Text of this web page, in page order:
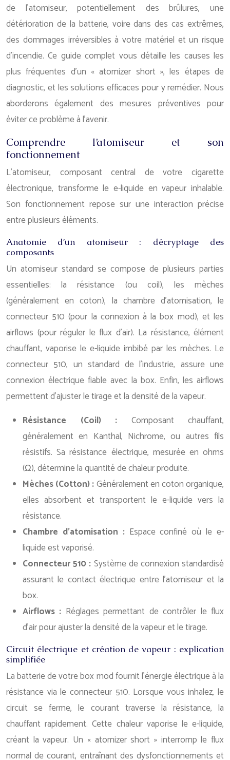
de l’atomiseur, potentiellement des brûlures, une
détérioration de la batterie, voire dans des cas extrêmes,
des dommages irréversibles à votre matériel et un risque
d’incendie. Ce guide complet vous détaille les causes les
plus fréquentes d’un « atomizer short », les étapes de
diagnostic, et les solutions efficaces pour y remédier. Nous
aborderons également des mesures préventives pour
éviter ce problème à l’avenir.
Comprendre l’atomiseur et son
fonctionnement
L’atomiseur, composant central de votre cigarette
électronique, transforme le e-liquide en vapeur inhalable.
Son fonctionnement repose sur une interaction précise
entre plusieurs éléments.
Anatomie d’un atomiseur : décryptage des
composants
Un atomiseur standard se compose de plusieurs parties
essentielles: la résistance (ou coil), les mèches
(généralement en coton), la chambre d’atomisation, le
connecteur 510 (pour la connexion à la box mod), et les
airflows (pour réguler le flux d’air). La résistance, élément
chauffant, vaporise le e-liquide imbibé par les mèches. Le
connecteur 510, un standard de l’industrie, assure une
connexion électrique fiable avec la box. Enfin, les airflows
permettent d’ajuster le tirage et la densité de la vapeur.
Résistance (Coil) : Composant chauffant,
généralement en Kanthal, Nichrome, ou autres fils
résistifs. Sa résistance électrique, mesurée en ohms
(Ω), détermine la quantité de chaleur produite.
Mèches (Cotton) :Généralement en coton organique,
elles absorbent et transportent le e-liquide vers la
résistance.
Chambre d’atomisation : Espace confiné où le e-
liquide est vaporisé.
Connecteur 510 : Système de connexion standardisé
assurant le contact électrique entre l’atomiseur et la
box.
Airflows : Réglages permettant de contrôler le flux
d’air pour ajuster la densité de la vapeur et le tirage.
Circuit électrique et création de vapeur : explication
simplifiée
La batterie de votre box mod fournit l’énergie électrique à la
résistance via le connecteur 510. Lorsque vous inhalez, le
circuit se ferme, le courant traverse la résistance, la
chauffant rapidement. Cette chaleur vaporise le e-liquide,
créant la vapeur. Un « atomizer short » interromp le flux
normal de courant, entraînant des dysfonctionnements et